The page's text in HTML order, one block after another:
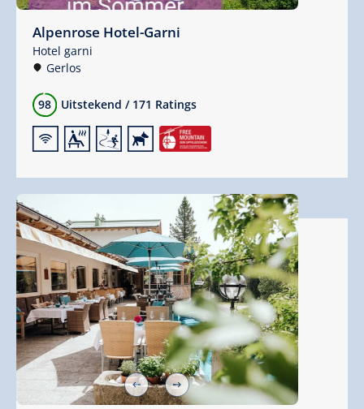
Alpenrose Hotel-Garni
Hotel garni
Gerlos
98 Uitstekend / 171 Ratings
🜉🗔🞷🔮